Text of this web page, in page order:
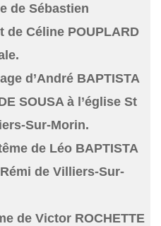
de Sébastien
de Céline POUPLARD
d’André BAPTISTA
SOUSA à l’église St
Sur-Morin.
de Léo BAPTISTA
de Villiers-Sur-
de Victor ROCHETTE